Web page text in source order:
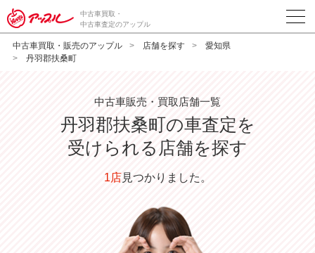
中古車買取・
中古車査定のアップル
中古車買取・販売のアップル 店舗を探す
愛知県
丹羽郡扶桑町
中古車販売・買取店舗一覧
丹羽郡扶桑町の車査定を
受けられる店舗を探す
1店見つかりました。